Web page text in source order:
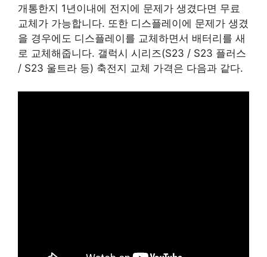
개통한지 1년이내에 전지에 문제가 생겼다면 무료
교체가 가능합니다. 또한 디스플레이에 문제가 생겼
을 경우에도 디스플레이를 교체하면서 배터리를 새
로 교체해줍니다. 갤럭시 시리즈(S23 / S23 플러스
/ S23 울트라 등) 축전지 교체 가격은 다음과 같다.